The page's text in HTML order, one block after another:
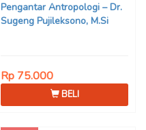
Pengantar Antropologi – Dr.
Sugeng Pujileksono, M.Si
Rp 75.000
BELI